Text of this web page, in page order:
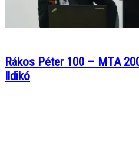
Rákos Péter 100 – MTA
Ildikó